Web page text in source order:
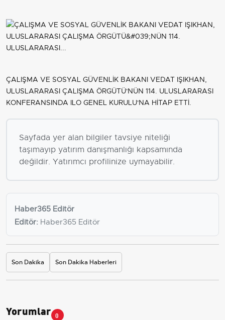
ÇALIŞMA VE SOSYAL GÜVENLİK BAKANI VEDAT IŞIKHAN,
ULUSLARARASI ÇALIŞMA ÖRGÜTÜ'NÜN 114. ULUSLARARASI
KONFERANSINDA ILO GENEL KURULU'NA HİTAP ETTİ.
Sayfada yer alan bilgiler tavsiye niteliği
taşımayıp yatırım danışmanlığı kapsamında
değildir. Yatırımcı profilinize uymayabilir.
Haber365 Editör
Editör: Haber365 Editör
Son Dakika Son Dakika Haberleri
Yorumlar 0